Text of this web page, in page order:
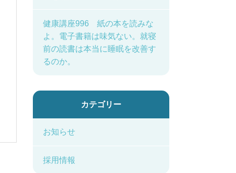
健康講座996 紙の本を読みな
よ。電子書籍は味気ない。就寝
前の読書は本当に睡眠を改善す
るのか。
カテゴリー
お知らせ
採用情報